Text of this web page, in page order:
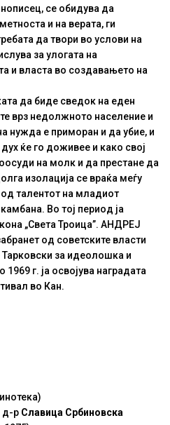
се обидува да
и на верата, ги
да твори во услови на
за улогата на
и власта во создавањето на
да биде сведок на еден
врз недолжното население и
нужда е приморан и да убие, и
ќе го доживее и како свој
на молк и да престане да
изолација се враќа меѓу
талентот на младиот
Во тој период ја
„Света Троица”. AНДРЕЈ
од советските власти
за идеолошка и
г. ја освојува наградата
во Кан.
д-р Славица Србиновска